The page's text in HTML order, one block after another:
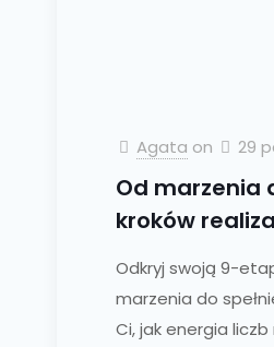
Agata on 29
Od marzenia
kroków
Odkryj swoją 9-
marzenia do
Ci, jak energia